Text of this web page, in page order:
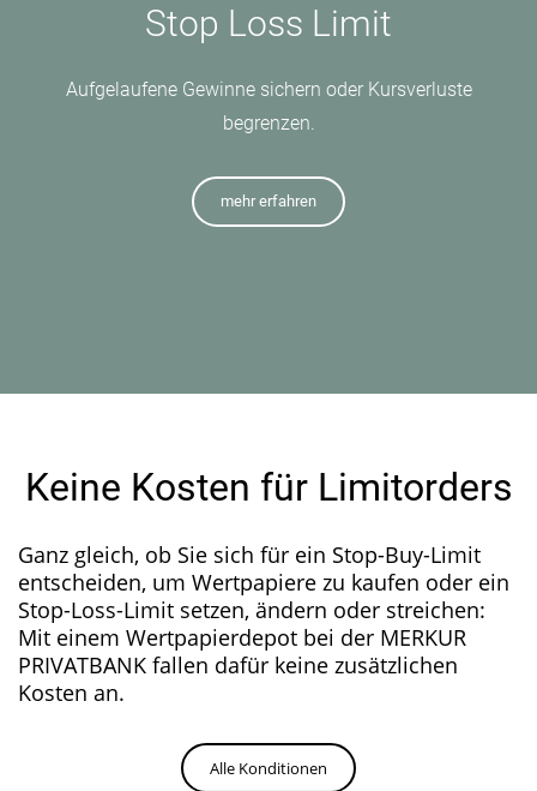
Stop Loss Limit
Aufgelaufene Gewinne sichern oder Kursverluste
begrenzen.
mehr erfahren
Keine Kosten für Limitorders
Ganz gleich, ob Sie sich für ein Stop-Buy-Limit
entscheiden, um Wertpapiere zu kaufen oder ein
Stop-Loss-Limit setzen, ändern oder streichen:
Mit einem Wertpapierdepot bei der MERKUR
PRIVATBANK fallen dafür keine zusätzlichen
Kosten an.
Alle Konditionen